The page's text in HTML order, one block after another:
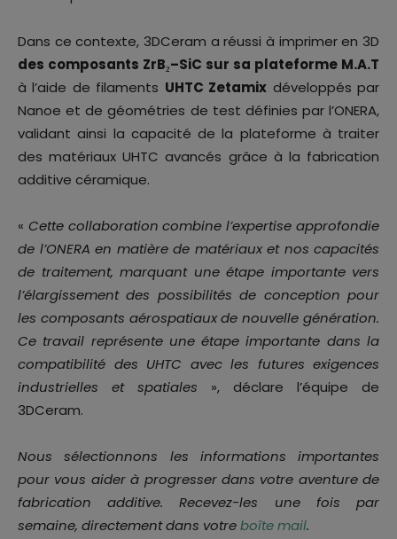
Dans ce contexte, 3DCeram a réussi à imprimer en 3D
des composants ZrB₂–SiC sur sa plateforme M.A.T
à l’aide de filaments UHTC Zetamix développés par
Nanoe et de géométries de test définies par l’ONERA,
validant ainsi la capacité de la plateforme à traiter
des matériaux UHTC avancés grâce à la fabrication
additive céramique.
« Cette collaboration combine l’expertise approfondie
de l’ONERA en matière de matériaux et nos capacités
de traitement, marquant une étape importante vers
l’élargissement des possibilités de conception pour
les composants aérospatiaux de nouvelle génération.
Ce travail représente une étape importante dans la
compatibilité des UHTC avec les futures exigences
industrielles et spatiales », déclare l’équipe de
3DCeram.
Nous sélectionnons les informations importantes
pour vous aider à progresser dans votre aventure de
fabrication additive. Recevez-les une fois par
semaine, directement dans votreboîte mail.